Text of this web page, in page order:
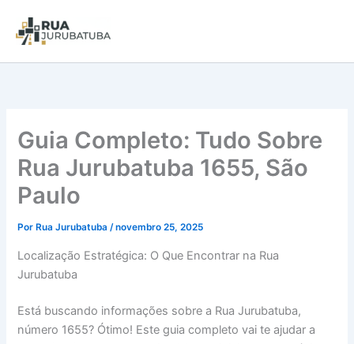
Guia Completo: Tudo Sobre
Rua Jurubatuba 1655, São
Paulo
Por Rua Jurubatuba/novembro 25, 2025
Localização Estratégica: O Que Encontrar na Rua
Jurubatuba
Está buscando informações sobre a Rua Jurubatuba,
número 1655? Ótimo! Este guia completo vai te ajudar a